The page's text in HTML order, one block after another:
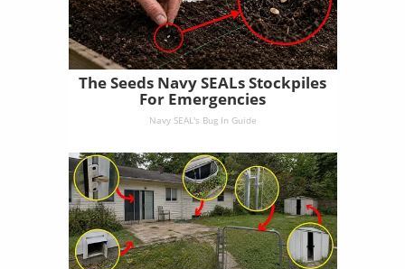
The Seeds Navy SEALs Stockpiles
For Emergencies
Navy SEAL's Bug In Guide